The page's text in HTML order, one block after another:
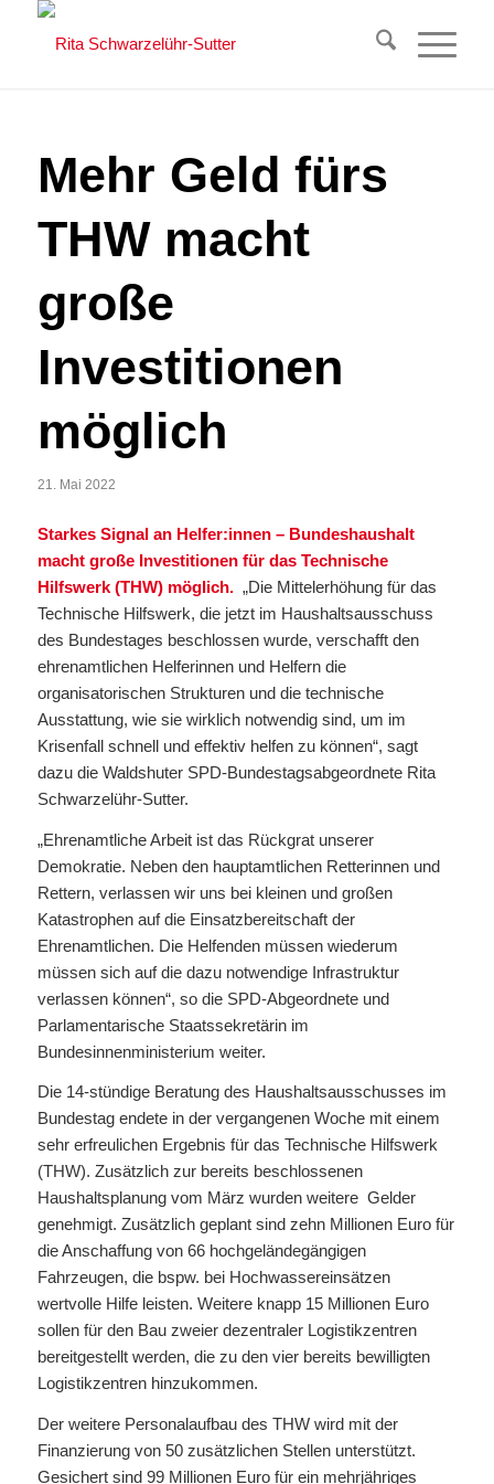
Mehr Geld fürs
THW macht
große
Investitionen
möglich
21. Mai 2022
Starkes Signal an Helfer:innen – Bundeshaushalt
macht große Investitionen für das Technische
Hilfswerk (THW) möglich. „Die Mittelerhöhung für das
Technische Hilfswerk, die jetzt im Haushaltsausschuss
des Bundestages beschlossen wurde, verschafft den
ehrenamtlichen Helferinnen und Helfern die
organisatorischen Strukturen und die technische
Ausstattung, wie sie wirklich notwendig sind, um im
Krisenfall schnell und effektiv helfen zu können“, sagt
dazu die Waldshuter SPD-Bundestagsabgeordnete Rita
Schwarzelühr-Sutter.
„Ehrenamtliche Arbeit ist das Rückgrat unserer
Demokratie. Neben den hauptamtlichen Retterinnen und
Rettern, verlassen wir uns bei kleinen und großen
Katastrophen auf die Einsatzbereitschaft der
Ehrenamtlichen. Die Helfenden müssen wiederum
müssen sich auf die dazu notwendige Infrastruktur
verlassen können“, so die SPD-Abgeordnete und
Parlamentarische Staatssekretärin im
Bundesinnenministerium weiter.
Die 14-stündige Beratung des Haushaltsausschusses im
Bundestag endete in der vergangenen Woche mit einem
sehr erfreulichen Ergebnis für das Technische Hilfswerk
(THW). Zusätzlich zur bereits beschlossenen
Haushaltsplanung vom März wurden weitere Gelder
genehmigt. Zusätzlich geplant sind zehn Millionen Euro für
die Anschaffung von 66 hochgeländegängigen
Fahrzeugen, die bspw. bei Hochwassereinsätzen
wertvolle Hilfe leisten. Weitere knapp 15 Millionen Euro
sollen für den Bau zweier dezentraler Logistikzentren
bereitgestellt werden, die zu den vier bereits bewilligten
Logistikzentren hinzukommen.
Der weitere Personalaufbau des THW wird mit der
Finanzierung von 50 zusätzlichen Stellen unterstützt.
Gesichert sind 99 Millionen Euro für ein mehrjähriges